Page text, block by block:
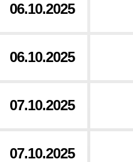
06.10.2025
06.10.2025
07.10.2025
07.10.2025